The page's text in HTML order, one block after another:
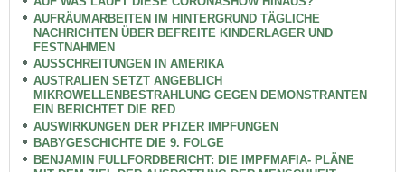
AUFRÄUMARBEITEN IM HINTERGRUND TÄGLICHE
NACHRICHTEN ÜBER BEFREITE KINDERLAGER UND
FESTNAHMEN
AUSSCHREITUNGEN IN AMERIKA
AUSTRALIEN SETZT ANGEBLICH
MIKROWELLENBESTRAHLUNG GEGEN DEMONSTRANTEN
EIN BERICHTET DIE RED
AUSWIRKUNGEN DER PFIZER IMPFUNGEN
BABYGESCHICHTE DIE 9. FOLGE
BENJAMIN FULLFORDBERICHT: DIE IMPFMAFIA- PLÄNE